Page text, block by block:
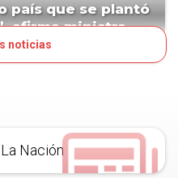
país que se plantó
afirma ministra
noticias
Nación